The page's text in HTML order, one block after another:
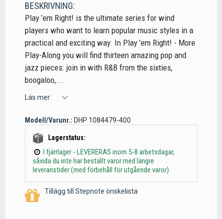
BESKRIVNING:
Play ’em Right! is the ultimate series for wind
players who want to learn popular music styles in a
practical and exciting way. In Play ’em Right! - More
Play-Along you will find thirteen amazing pop and
jazz pieces: join in with R&B from the sixties,
boogaloo,...
Läs mer
Modell/Varunr.: DHP 1084479-400
Lagerstatus:
I fjärrlager - LEVERERAS inom 5-8 arbetsdagar,
såvida du inte har beställt varor med längre
leveranstider (med förbehåll för utgående varor)
Tillägg till Stepnote önskelista